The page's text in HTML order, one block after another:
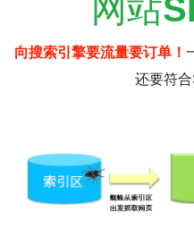
网站
向搜索引擎要流量要订单！
还要符合